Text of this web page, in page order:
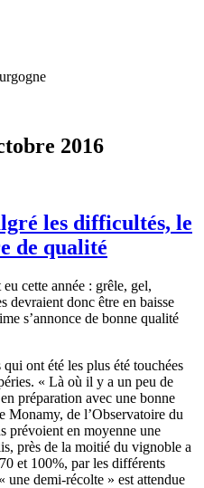
2016
les difficultés, le
de qualité
cette année : grêle, gel,
donc être en baisse
s’annonce de bonne qualité
ont été les plus été touchées
« Là où il y a un peu de
préparation avec une bonne
Monamy, de l’Observatoire du
en moyenne une
près de la moitié du vignoble a
et 100%, par les différents
une demi-récolte » est attendue